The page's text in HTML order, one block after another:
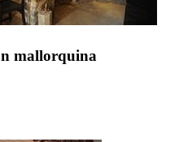
mallorquina